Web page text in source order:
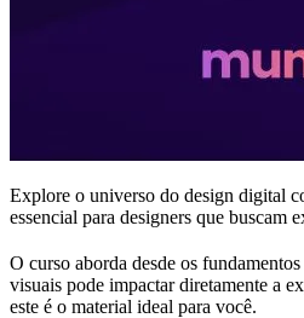
Explore o universo do design digital
essencial para designers que
O curso aborda desde os
visuais pode impactar diretamente a
este é o material ideal para você.